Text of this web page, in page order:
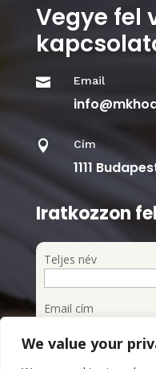
We value your
Vegye fel
 Email
 Cím
1111
Iratkozzon
Teljes név
Email cím
Feliratkozom a